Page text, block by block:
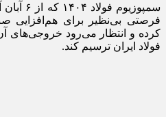
فرصتی بی‌نظیر برای هم‌افزایی
کرده و انتظار می‌رود خروجی‌های
فولاد ایران ترسیم کند.